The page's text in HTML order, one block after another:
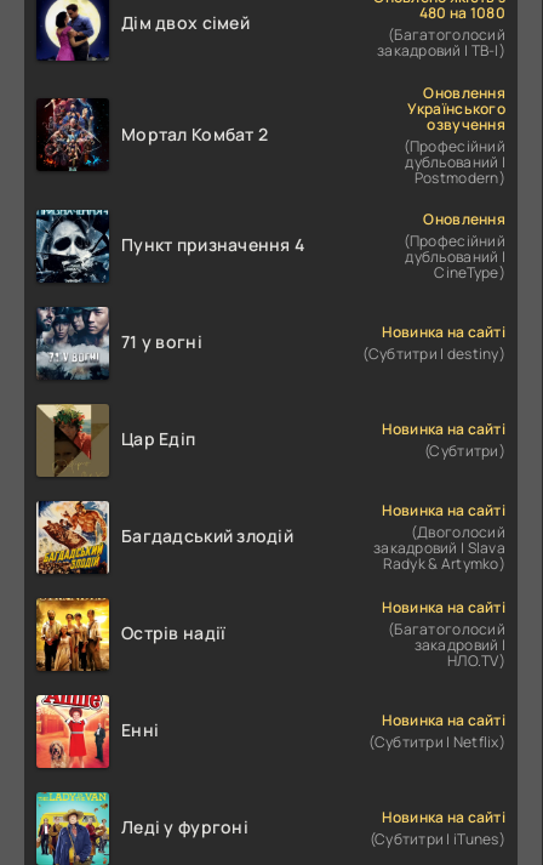
Дім двох сімей
480 на 1080
(Багатоголосий
закадровий | ТВ-І)
Мортал Комбат 2
Оновлення
Українського
озвучення
(Професійний
дубльований |
Postmodern)
Пункт призначення 4
Оновлення
(Професійний
дубльований |
CineType)
71 у вогні
Новинка на сайті
(Субтитри | destiny)
Цар Едіп
Новинка на сайті
(Субтитри)
Багдадський злодій
Новинка на сайті
(Двоголосий
закадровий | Slava
Radyk & Artymko)
Острів надії
Новинка на сайті
(Багатоголосий
закадровий |
НЛО.TV)
Енні
Новинка на сайті
(Субтитри | Netflix)
Леді у фургоні
Новинка на сайті
(Субтитри | iTunes)